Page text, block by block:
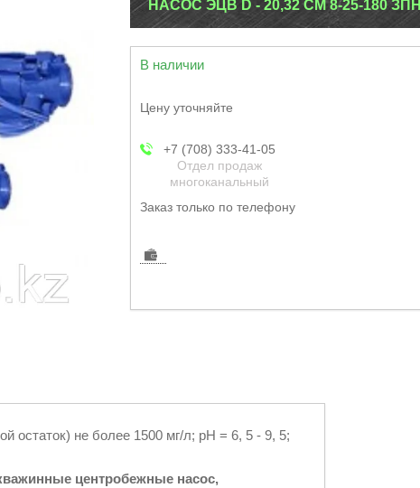
НАСОС ЭЦВ D - 20,32 СМ 8-25-180 ЗПН
В наличии
Цену уточняйте
+7 (708) 333-41-05
Отдел продаж
многоканальный
Заказ только по телефону
остаток) не более 1500 мг/л; pH = 6, 5 - 9, 5;
центробежные насос,